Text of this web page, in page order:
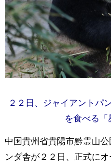
２２日、ジャイアントパ
を食べる「
中国貴州省貴陽市黔霊山
ンダ舎が２２日、正式に